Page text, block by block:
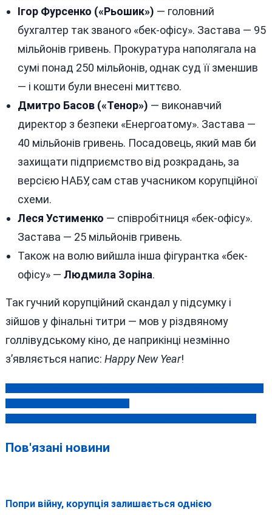
Ігор Фурсенко («Рьошик») — головний
бухгалтер так званого «бек-офісу». Застава — 95
мільйонів гривень. Прокуратура наполягала на
сумі понад 250 мільйонів, однак суд її зменшив
— і кошти були внесені миттєво.
Дмитро Басов («Тенор») — виконавчий
директор з безпеки «Енергоатому». Застава —
40 мільйонів гривень. Посадовець, який мав би
захищати підприємство від розкрадань, за
версією НАБУ, сам став учасником корупційної
схеми.
Леся Устименко — співробітниця «бек-офісу».
Застава — 25 мільйонів гривень.
Також на волю вийшла інша фігурантка «бек-
офісу» — Людмила Зоріна.
Так гучний корупційний скандал у підсумку і
зійшов у фінальні титри — мов у різдвяному
голлівудському кіно, де наприкінці незмінно
з’являється напис: Happy New Year!
Навігація
записів
Пов'язані новини
Попри війну, корупція залишається однією